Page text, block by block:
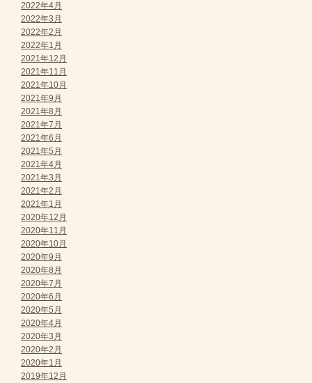
2022年4月
2022年3月
2022年2月
2022年1月
2021年12月
2021年11月
2021年10月
2021年9月
2021年8月
2021年7月
2021年6月
2021年5月
2021年4月
2021年3月
2021年2月
2021年1月
2020年12月
2020年11月
2020年10月
2020年9月
2020年8月
2020年7月
2020年6月
2020年5月
2020年4月
2020年3月
2020年2月
2020年1月
2019年12月